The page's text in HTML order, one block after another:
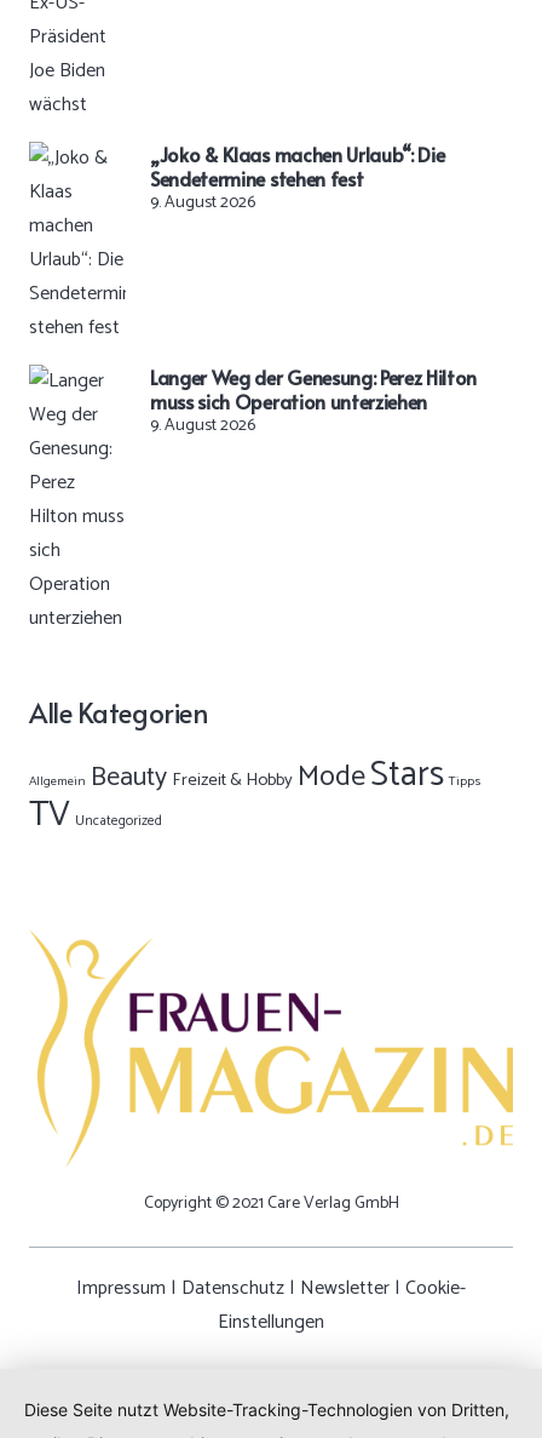
„Joko & Klaas machen Urlaub“: Die
Sendetermine stehen fest
9. August 2026
Langer Weg der Genesung: Perez Hilton
muss sich Operation unterziehen
9. August 2026
Alle Kategorien
Allgemein Beauty Freizeit & Hobby ModeStars Tipps
TV Uncategorized
Copyright © 2021 Care Verlag GmbH
Impressum | Datenschutz| Newsletter| Cookie-
Einstellungen
Diese Seite nutzt Website-Tracking-Technologien von Dritten,